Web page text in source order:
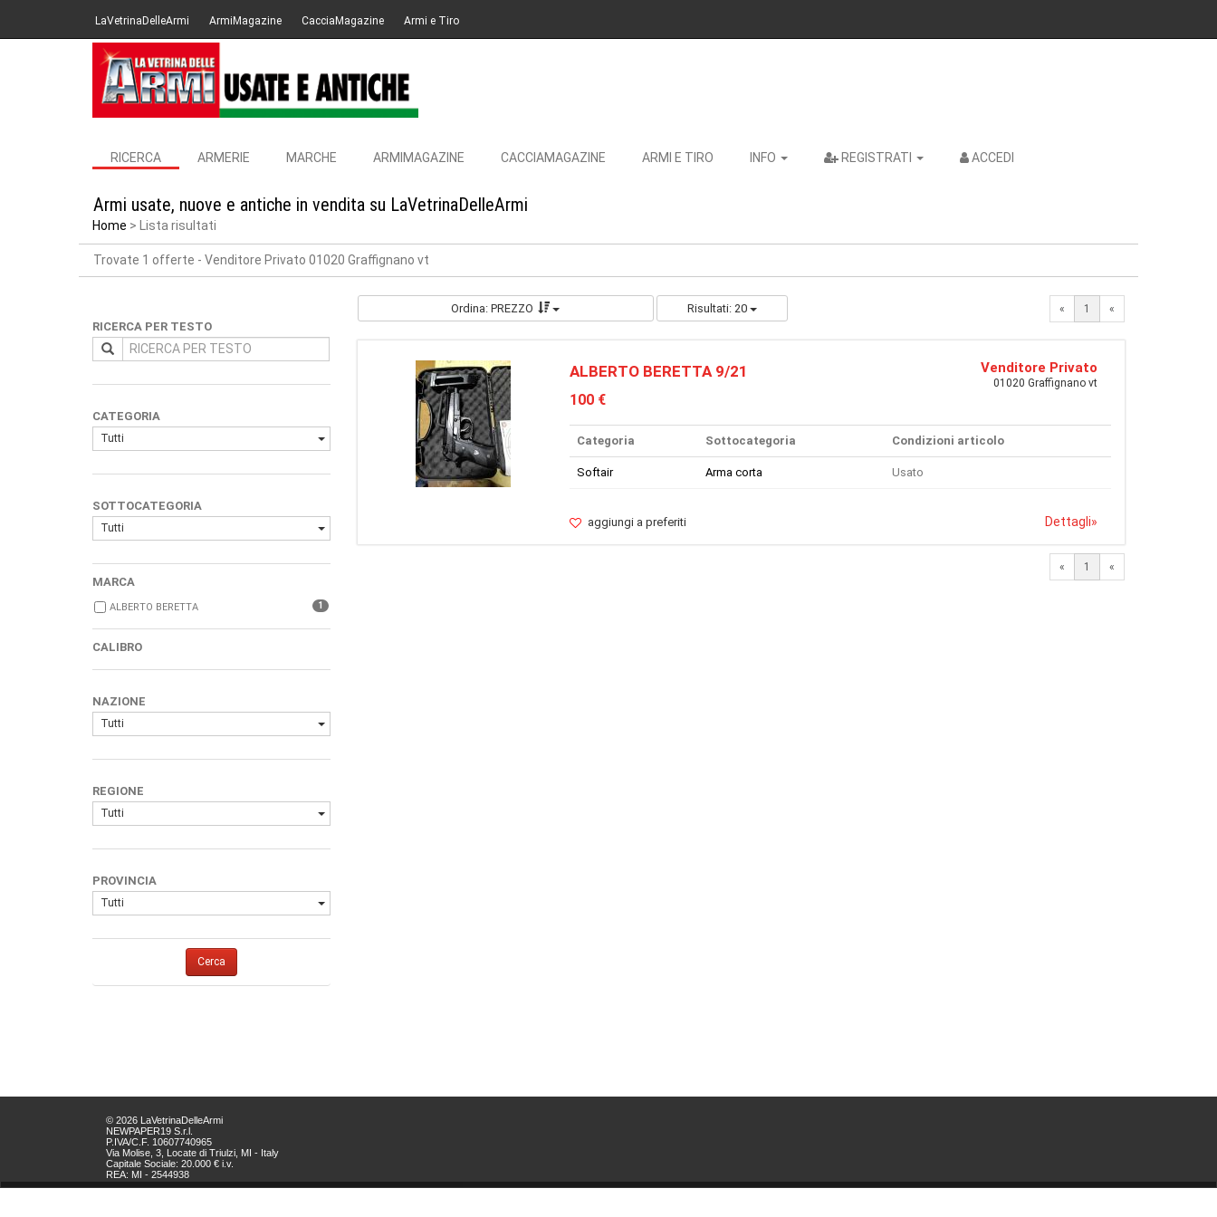
LaVetrinaDelleArmi ArmiMagazine CacciaMagazine Armi e Tiro
RICERCA ARMERIE MARCHE ARMIMAGAZINE CACCIAMAGAZINE ARMI E TIRO INFO REGISTRATI ACCEDI
Armi usate, nuove e antiche in vendita su LaVetrinaDelleArmi
Home Lista risultati
Trovate 1 offerte - Venditore Privato 01020 Graffignano vt
RICERCA PER TESTO
CATEGORIA
Tutti
SOTTOCATEGORIA
Tutti
MARCA
ALBERTO BERETTA 1
CALIBRO
NAZIONE
Tutti
REGIONE
Tutti
PROVINCIA
Tutti
Cerca
Ordina: PREZZO Risultati: 20 « 1 «
ALBERTO BERETTA 9/21
100 €
Venditore Privato
01020 Graffignano vt
Categoria Sottocategoria Condizioni articolo
Softair Arma corta Usato
aggiungi a preferiti Dettagli»
« 1 «
© 2026 LaVetrinaDelleArmi
NEWPAPER19 S.r.l.
P.IVA/C.F. 10607740965
Via Molise, 3, Locate di Triulzi, MI - Italy
Capitale Sociale: 20.000 € i.v.
REA: MI - 2544938